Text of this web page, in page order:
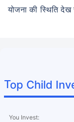
योजना की स्थिति
Top Child
You Invest: